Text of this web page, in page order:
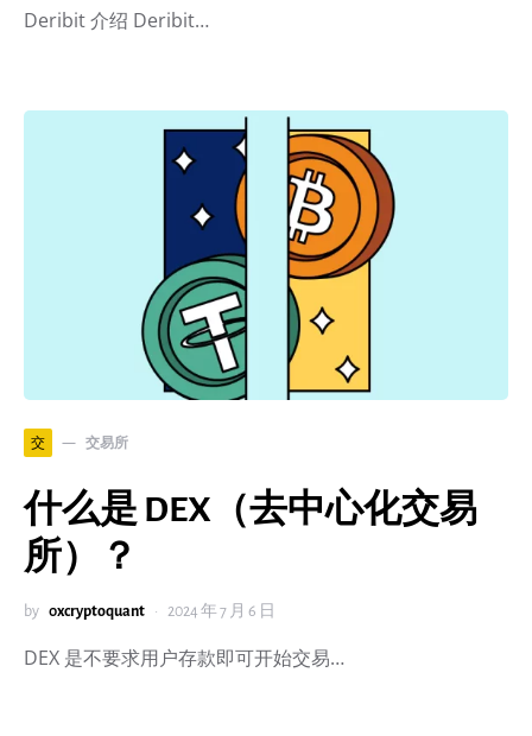
Deribit 介绍 Deribit…
交 交易所
什么是 DEX（去中心化交易
所）？
by 0xcryptoquant 2024 年 7 月 6 日
DEX 是不要求用户存款即可开始交易…